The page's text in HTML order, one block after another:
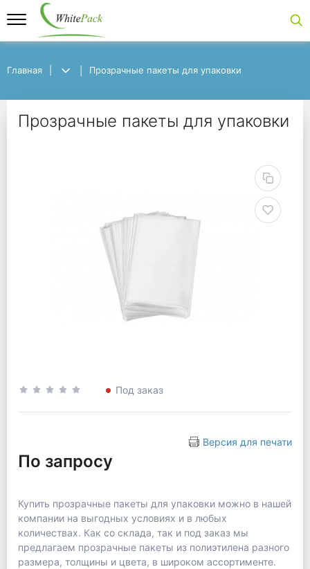
Главная
Прозрачные пакеты для упаковки
Прозрачные пакеты
Главная Прозрачные пакеты для упаковки
Прозрачные пакеты для упаковки
Под заказ
Версия для печати
По запросу
Купить прозрачные пакеты для упаковки можно в нашей
компании на выгодных условиях и в любых
количествах. Как со склада, так и под заказ мы
предлагаем прозрачные пакеты из полиэтилена разного
размера, толщины и цвета, в широком ассортименте.